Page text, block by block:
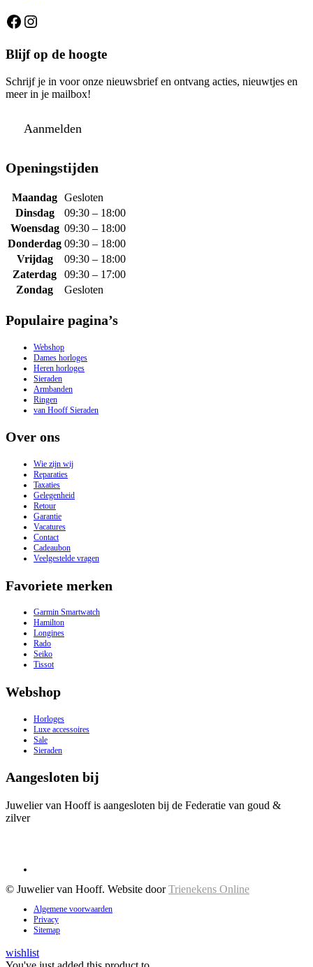
Facebook
Instagram
Blijf op de hoogte
Schrijf je in voor onze nieuwsbrief en ontvang acties, nieuwtjes en
meer in je mailbox!
Aanmelden
Openingstijden
Maandag Gesloten
Dinsdag
09:30 – 18:00
Woensdag 09:30 – 18:00
Donderdag 09:30 – 18:00
Vrijdag
09:30 – 18:00
Zaterdag
09:30 – 17:00
Zondag
Gesloten
Populaire pagina’s
Webshop
Dames horloges
Heren horloges
Sieraden
Armbanden
Ringen
van Hooff Sieraden
Over ons
Wie zijn wij
Reparaties
Taxaties
Gelegenheid
Retour
Garantie
Vacatures
Contact
Cadeaubon
Veelgestelde vragen
Favoriete merken
Garmin Smartwatch
Hamilton
Longines
Rado
Seiko
Tissot
Webshop
Horloges
Luxe accessoires
Sale
Sieraden
Aangesloten bij
Juwelier van Hooff is aangesloten bij de Federatie van goud &
zilver
© Juwelier van Hooff. Website doorTrienekens Online
Algemene voorwaarden
Privacy
Sitemap
wishlist